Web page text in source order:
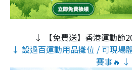
↓ 【免費送】香港運動節
↓ 設過百運動用品攤位 / 可現場
賽事🔥 ↓